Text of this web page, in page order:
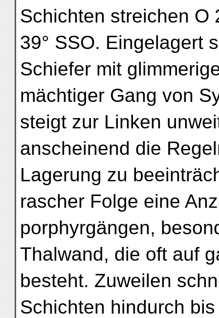
Schichten streichen
39° SSO. Eingelagert
Schiefer mit
mächtiger Gang von
steigt zur Linken
anscheinend die
Lagerung zu
rascher Folge eine
porphyrgängen,
Thalwand, die oft auf
besteht. Zuweilen
Schichten hindurch